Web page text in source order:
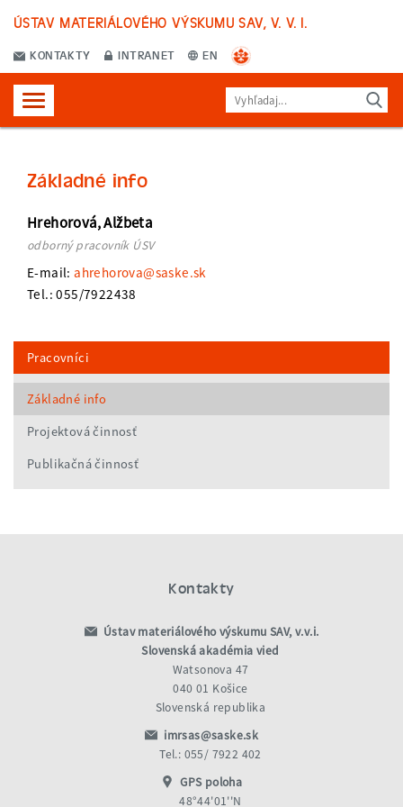
ÚSTAV MATERIÁLOVÉHO VÝSKUMU SAV, V. V. I.
KONTAKTY INTRANET EN
Základné info
Hrehorová, Alžbeta
odborný pracovník ÚSV
E-mail:ahrehorova@saske.sk
Tel.: 055/7922438
Pracovníci
Základné info
Projektová činnosť
Publikačná činnosť
Kontakty
Ústav materiálového výskumu SAV, v.v.i.
Slovenská akadémia vied
Watsonova 47
040 01 Košice
Slovenská republika
imrsas@saske.sk
Tel.: 055/ 7922 402
GPS poloha
48°44'01''N